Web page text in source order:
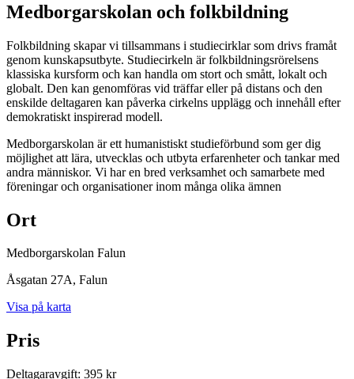
Medborgarskolan och folkbildning
Folkbildning skapar vi tillsammans i studiecirklar som drivs framåt
genom kunskapsutbyte. Studiecirkeln är folkbildningsrörelsens
klassiska kursform och kan handla om stort och smått, lokalt och
globalt. Den kan genomföras vid träffar eller på distans och den
enskilde deltagaren kan påverka cirkelns upplägg och innehåll efter
demokratiskt inspirerad modell.
Medborgarskolan är ett humanistiskt studieförbund som ger dig
möjlighet att lära, utvecklas och utbyta erfarenheter och tankar med
andra människor. Vi har en bred verksamhet och samarbete med
föreningar och organisationer inom många olika ämnen
Ort
Medborgarskolan Falun
Åsgatan 27A, Falun
Visa på karta
Pris
Deltagaravgift: 395 kr